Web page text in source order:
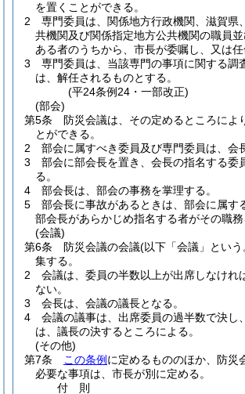
を置くことができる。
2
専門委員は、関係地方行政機関、滋賀県
共機関及び関係指定地方公共機関の職員
ある者のうちから、市長が委嘱し、又は任
3
専門委員は、当該専門の事項に関する調
は、解任されるものとする。
(平24条例24・一部改正)
(部会)
第5条
防災会議は、その定めるところによ
とができる。
2
部会に属すべき委員及び専門委員は、会
3
部会に部会長を置き、会長の指名する委
る。
4
部会長は、部会の事務を掌理する。
5
部会長に事故があるときは、部会に属す
部会長があらかじめ指名する者がその職務
(会議)
第6条
防災会議の会議(以下「会議」という
集する。
2
会議は、委員の半数以上が出席しなけれ
ない。
3
会長は、会議の議長となる。
4
会議の議事は、出席委員の過半数で決し
は、議長の決するところによる。
(その他)
第7条
この条例 に定めるもののほか、防災
必要な事項は、市長が別に定める。
付 則